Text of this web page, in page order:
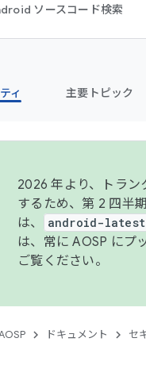
ソースコード検索
ィ 主要トピック
2026 年より、トラン
するため、第 2 四半
は、
android-
は、常に AOSP にプ
ご覧ください。
ドキュメント セ